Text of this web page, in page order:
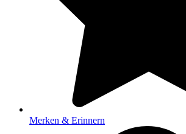
Merken & Erinnern